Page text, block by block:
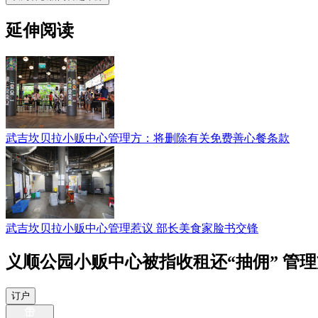
延伸阅读
武吉坎贝拉小贩中心管理方：将删除有关免费善心餐条款
武吉坎贝拉小贩中心管理惹议 部长美食家脸书交锋
义顺公园小贩中心被指收租还“抽佣” 管
订户